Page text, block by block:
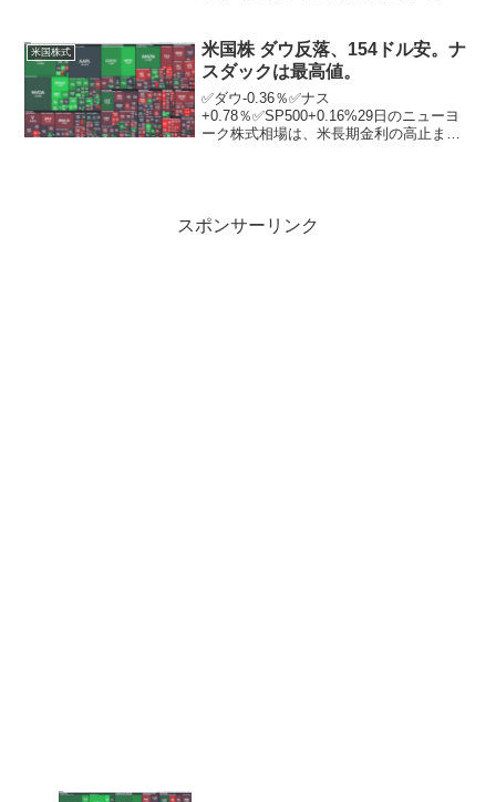
申請件数は23万3000件と、2週ぶりに改
善。市場予想を...
米国株式
米国株 ダウ反落、154ドル安。ナ
スダックは最高値。
✅ダウ-0.36％✅ナス
+0.78％✅SP500+0.16%29日のニューヨ
ーク株式相場は、米長期金利の高止まり
スポンサーリンク